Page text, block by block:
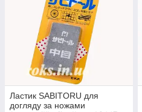
Ластик SABITORU для
догляду за ножами